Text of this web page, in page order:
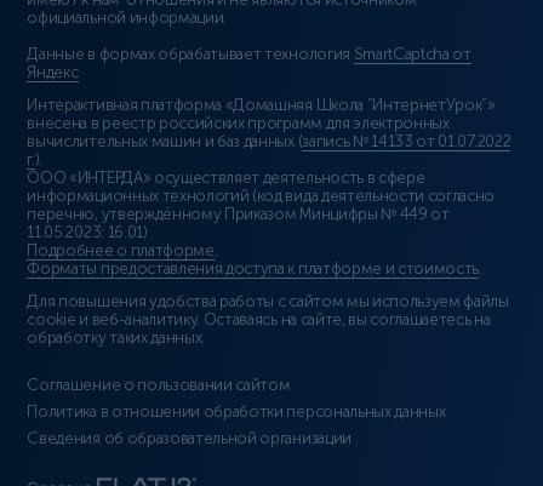
официальной информации.
Данные в формах обрабатывает технология SmartCaptcha от
Яндекс
Интерактивная платформа «Домашняя Школа “ИнтернетУрок”»
внесена в реестр российских программ для электронных
вычислительных машин и баз данных (запись № 14133 от 01.07.2022
г.).
ООО «ИНТЕРДА» осуществляет деятельность в сфере
информационных технологий (код вида деятельности согласно
перечню, утверждённому Приказом Минцифры № 449 от
11.05.2023: 16.01)
Подробнее о платформе.
Форматы предоставления доступа к платформе и стоимость.
Для повышения удобства работы с сайтом мы используем файлы
cookie и веб-аналитику. Оставаясь на сайте, вы соглашаетесь на
обработку таких данных.
Соглашение о пользовании сайтом
Политика в отношении обработки персональных данных
Сведения об образовательной организации